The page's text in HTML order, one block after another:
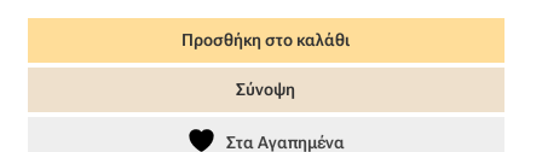
price
was:
65,00 €.
τρέχουσα
τιμή
είναι:
Προσθήκη στο καλάθι
Σύνοψη
Στα Αγαπημένα